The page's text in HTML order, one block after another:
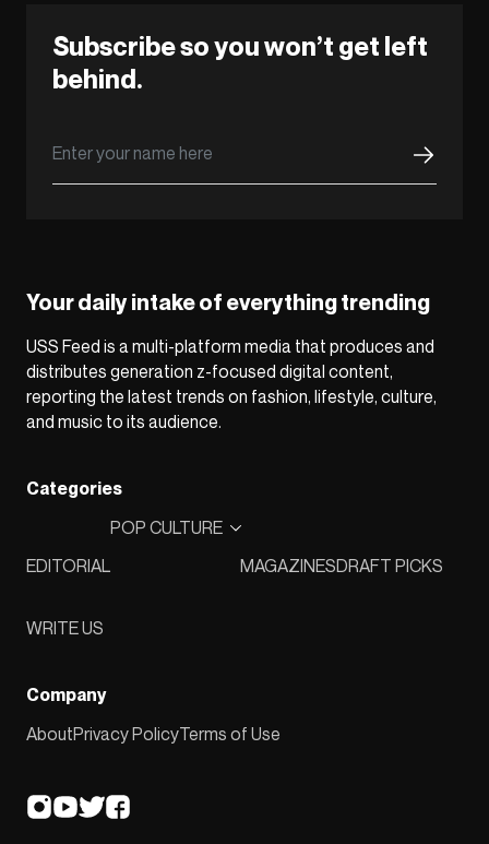
Subscribe so you won’t get left
behind.
Your daily intake of everything trending
USS Feed is a multi-platform media that produces and
distributes generation z-focused digital content,
reporting the latest trends on fashion, lifestyle, culture,
and music to its audience.
Categories
EDITORIAL
POP CULTURE
MAGAZINESDRAFT PICKS
WRITE US
Company
AboutPrivacy PolicyTerms of Use